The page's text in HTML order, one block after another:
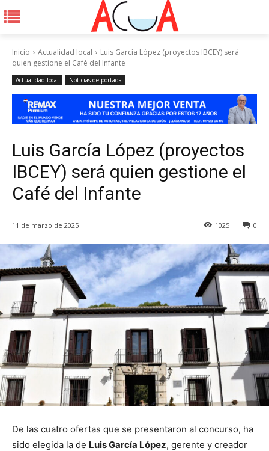
Inicio Actualidad local
Luis García López (proyectos IBCEY) será
quien gestione el Café del Infante
Actualidad local Noticias de portada
Luis García López (proyectos
IBCEY) será quien gestione el
Café del Infante
11 de marzo de 2025 0
1025
De las cuatro ofertas que se presentaron al concurso, ha
sido elegida la de Luis García López, gerente y creador